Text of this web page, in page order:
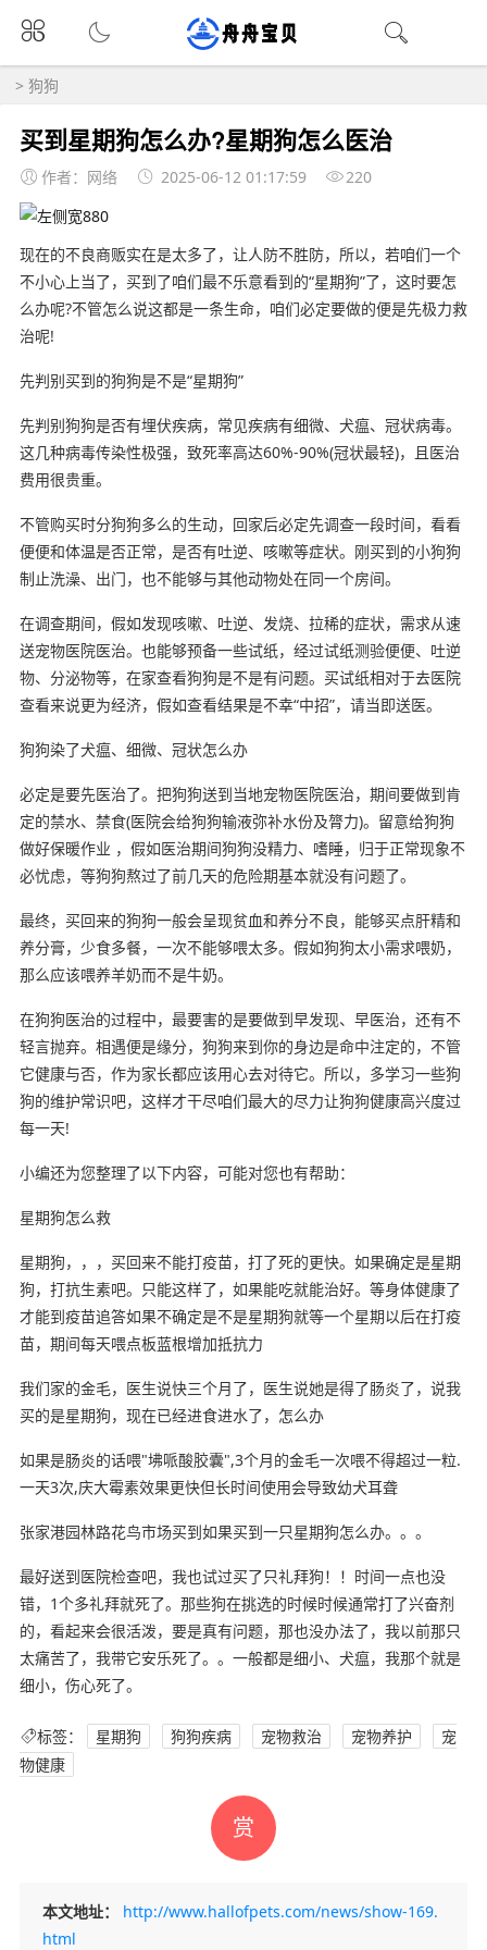
> 狗狗
买到星期狗怎么办?星期狗怎么医治
作者：网络 2025-06-12 01:17:59 220
现在的不良商贩实在是太多了，让人防不胜防，所以，若咱们一个
不小心上当了，买到了咱们最不乐意看到的“星期狗”了，这时要怎
么办呢?不管怎么说这都是一条生命，咱们必定要做的便是先极力救
治呢!
先判别买到的狗狗是不是“星期狗”
先判别狗狗是否有埋伏疾病，常见疾病有细微、犬瘟、冠状病毒。
这几种病毒传染性极强，致死率高达60%-90%(冠状最轻)，且医治
费用很贵重。
不管购买时分狗狗多么的生动，回家后必定先调查一段时间，看看
便便和体温是否正常，是否有吐逆、咳嗽等症状。刚买到的小狗狗
制止洗澡、出门，也不能够与其他动物处在同一个房间。
在调查期间，假如发现咳嗽、吐逆、发烧、拉稀的症状，需求从速
送宠物医院医治。也能够预备一些试纸，经过试纸测验便便、吐逆
物、分泌物等，在家查看狗狗是不是有问题。买试纸相对于去医院
查看来说更为经济，假如查看结果是不幸“中招”，请当即送医。
狗狗染了犬瘟、细微、冠状怎么办
必定是要先医治了。把狗狗送到当地宠物医院医治，期间要做到肯
定的禁水、禁食(医院会给狗狗输液弥补水份及膂力)。留意给狗狗
做好保暖作业 ，假如医治期间狗狗没精力、嗜睡，归于正常现象不
必忧虑，等狗狗熬过了前几天的危险期基本就没有问题了。
最终，买回来的狗狗一般会呈现贫血和养分不良，能够买点肝精和
养分膏，少食多餐，一次不能够喂太多。假如狗狗太小需求喂奶，
那么应该喂养羊奶而不是牛奶。
在狗狗医治的过程中，最要害的是要做到早发现、早医治，还有不
轻言抛弃。相遇便是缘分，狗狗来到你的身边是命中注定的，不管
它健康与否，作为家长都应该用心去对待它。所以，多学习一些狗
狗的维护常识吧，这样才干尽咱们最大的尽力让狗狗健康高兴度过
每一天!
小编还为您整理了以下内容，可能对您也有帮助：
星期狗怎么救
星期狗，，，买回来不能打疫苗，打了死的更快。如果确定是星期
狗，打抗生素吧。只能这样了，如果能吃就能治好。等身体健康了
才能到疫苗追答如果不确定是不是星期狗就等一个星期以后在打疫
苗，期间每天喂点板蓝根增加抵抗力
我们家的金毛，医生说快三个月了，医生说她是得了肠炎了，说我
买的是星期狗，现在已经进食进水了，怎么办
如果是肠炎的话喂"坲哌酸胶囊",3个月的金毛一次喂不得超过一粒.
一天3次,庆大霉素效果更快但长时间使用会导致幼犬耳聋
张家港园林路花鸟市场买到如果买到一只星期狗怎么办。。。
最好送到医院检查吧，我也试过买了只礼拜狗！！时间一点也没
错，1个多礼拜就死了。那些狗在挑选的时候时候通常打了兴奋剂
的，看起来会很活泼，要是真有问题，那也没办法了，我以前那只
太痛苦了，我带它安乐死了。。一般都是细小、犬瘟，我那个就是
细小，伤心死了。
标签： 星期狗 狗狗疾病 宠物救治 宠物养护
宠
物健康
赏
本文地址：
http://www.hallofpets.com/news/show-169.
html